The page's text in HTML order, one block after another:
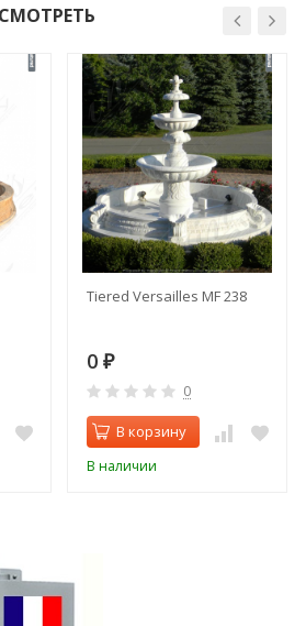
Tiered Versailles MF 238
0 ₽
0
В корзину
В наличии